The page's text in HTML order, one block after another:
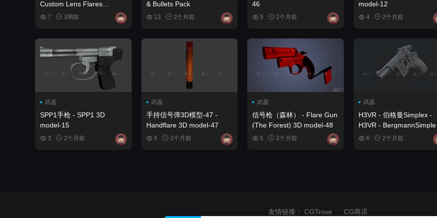
Custom Lens Flares
Material
7 3周前
& Bullets Pack
13 2个月前
46
5 2个月前
model-12
4 2个月前
武器
SPP1手枪 - SPP1 3D
model-15
3 2个月前
武器
手持信号弹3D模型-47 -
Handflare 3D model-47
6 2个月前
武器
信号枪（森林） - Flare Gun
(The Forest) 3D model-48
5 2个月前
武器
H3VR - 伯格曼Simplex -
H3VR -
3D model-41
6 2个月前
友情链接： CGTrove CG商店